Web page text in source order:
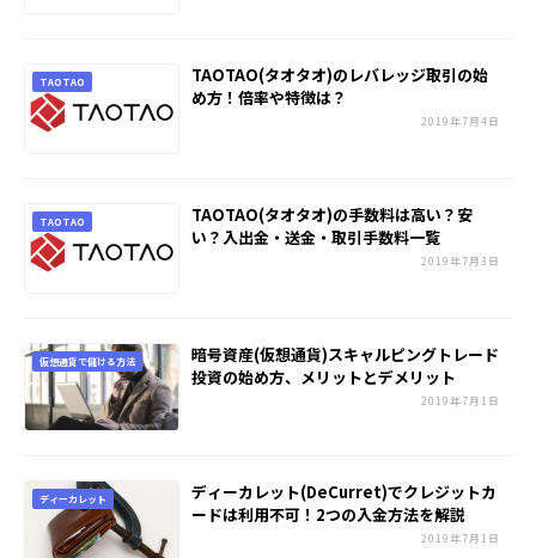
TAOTAO
TAOTAO(タオタオ)のレバレッジ取引の始
め方！倍率や特徴は？
2019年7月4日
TAOTAO
TAOTAO(タオタオ)の手数料は高い？安
い？入出金・送金・取引手数料一覧
2019年7月3日
仮想通貨で儲ける方法
暗号資産(仮想通貨)スキャルピングトレード
投資の始め方、メリットとデメリット
2019年7月1日
ディーカレット
ディーカレット(DeCurret)でクレジットカ
ードは利用不可！2つの入金方法を解説
2019年7月1日